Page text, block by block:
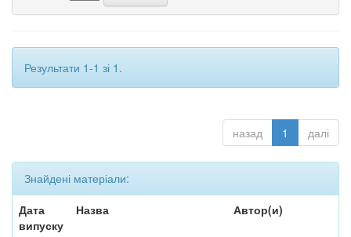
Результати 1-1 зі 1.
назад 1 далі
Знайдені матеріали:
Дата
випуску
Назва Автор(и)